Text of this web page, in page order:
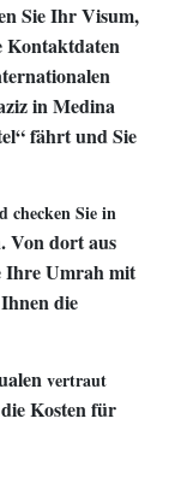
SieIhr Visum,
Kontaktdaten
in Medina
fährt und Sie
checken Sie in
Von dort aus
Ihre Umrah mit
die
vertraut
Kosten für